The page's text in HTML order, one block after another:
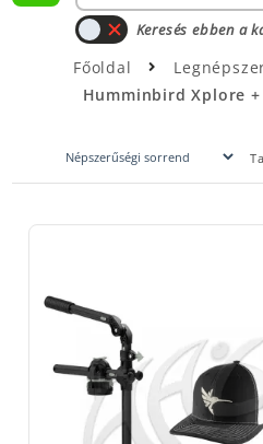
Keresés ebben a
Főoldal
Humminbird Xplore